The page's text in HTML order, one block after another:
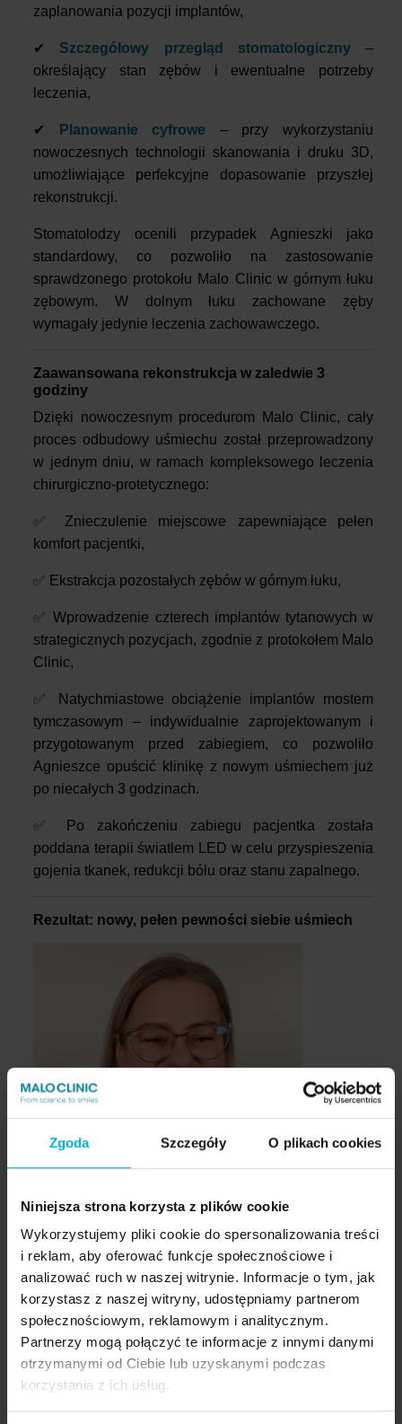
Zgoda Szczegóły O plikach cookies
Niniejsza strona korzysta z plików cookie
Wykorzystujemy pliki cookie do spersonalizowania treści
i reklam, aby oferować funkcje społecznościowe i
analizować ruch w naszej witrynie. Informacje o tym, jak
korzystasz z naszej witryny, udostępniamy partnerom
społecznościowym, reklamowym i analitycznym.
Partnerzy mogą połączyć te informacje z innymi danymi
otrzymanymi od Ciebie lub uzyskanymi podczas
korzystania z ich usług.
zaplanowania pozycji implantów,
✔ Szczegółowy przegląd stomatologiczny –
określający stan zębów i ewentualne potrzeby
leczenia,
✔ Planowanie cyfrowe – przy wykorzystaniu
nowoczesnych technologii skanowania i druku 3D,
umożliwiające perfekcyjne dopasowanie przyszłej
rekonstrukcji.
Stomatolodzy ocenili przypadek Agnieszki jako
standardowy, co pozwoliło na zastosowanie
sprawdzonego protokołu Malo Clinic w górnym łuku
zębowym. W dolnym łuku zachowane zęby
wymagały jedynie leczenia zachowawczego.
Zaawansowana rekonstrukcja w zaledwie 3
godziny
Dzięki nowoczesnym procedurom Malo Clinic, cały
proces odbudowy uśmiechu został przeprowadzony
w jednym dniu, w ramach kompleksowego leczenia
chirurgiczno-protetycznego:
✅ Znieczulenie miejscowe zapewniające pełen
komfort pacjentki,
✅ Ekstrakcja pozostałych zębów w górnym łuku,
✅ Wprowadzenie czterech implantów tytanowych w
strategicznych pozycjach, zgodnie z protokołem Malo
Clinic,
✅ Natychmiastowe obciążenie implantów mostem
tymczasowym – indywidualnie zaprojektowanym i
przygotowanym przed zabiegiem, co pozwoliło
Agnieszce opuścić klinikę z nowym uśmiechem już
po niecałych 3 godzinach.
✅ Po zakończeniu zabiegu pacjentka została
poddana terapii światłem LED w celu przyspieszenia
gojenia tkanek, redukcji bólu oraz stanu zapalnego.
Rezultat: nowy, pełen pewności siebie uśmiech